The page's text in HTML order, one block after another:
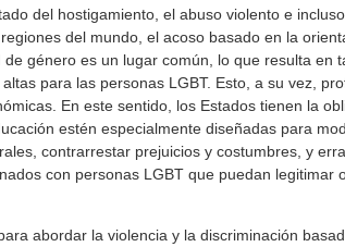
del hostigamiento, el abuso violento e
del mundo, el acoso basado en la
de género es un lugar común, lo que resulta en
para las personas LGBT. Esto, a su vez,
En este sentido, los Estados tienen la
estén especialmente diseñadas para
contrarrestar prejuicios y costumbres, y
con personas LGBT que puedan legitimar
abordar la violencia y la discriminación